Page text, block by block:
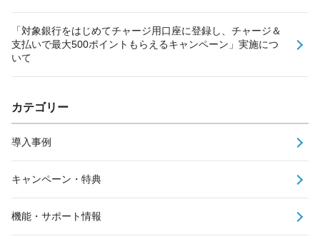
「対象銀行をはじめてチャージ用口座に登録し、チャージ＆
支払いで最大500ポイントもらえるキャンペーン」実施につ
いて
カテゴリー
導入事例
キャンペーン・特典
機能・サポート情報